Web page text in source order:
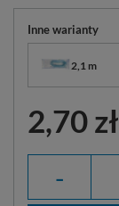
Inne warianty
2,1 m
2,70 zł
-